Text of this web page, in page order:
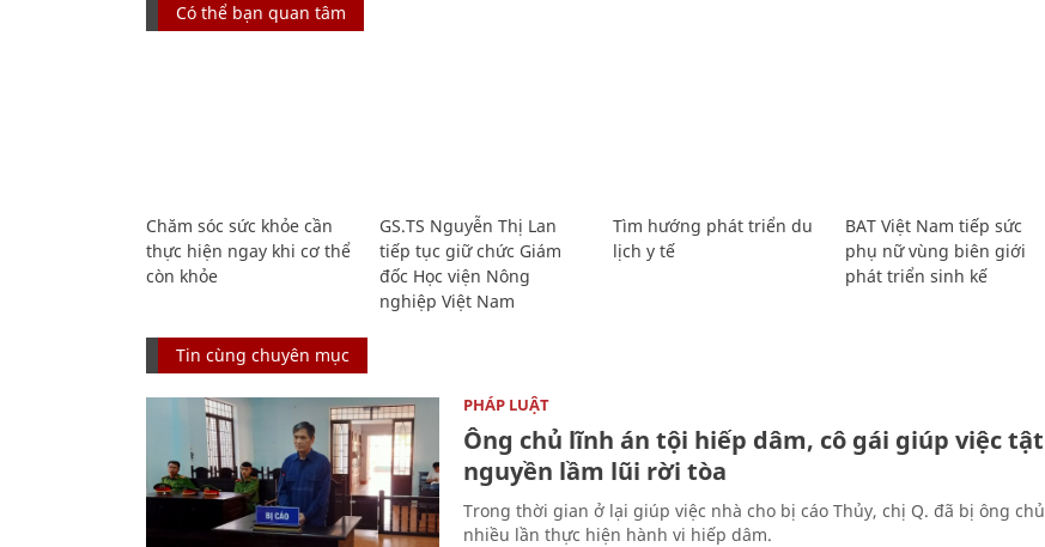
Có thể bạn quan tâm
Chăm sóc sức khỏe cần
thực hiện ngay khi cơ thể
còn khỏe
GS.TS Nguyễn Thị Lan
tiếp tục giữ chức Giám
đốc Học viện Nông
nghiệp Việt Nam
Tìm hướng phát triển du
lịch y tế
BAT Việt Nam tiếp sức
phụ nữ vùng biên giới
phát triển sinh kế
Tin cùng chuyên mục
PHÁP LUẬT
Ông chủ lĩnh án tội hiếp dâm, cô gái giúp việc tật
nguyền lầm lũi rời tòa
Trong thời gian ở lại giúp việc nhà cho bị cáo Thủy, chị Q. đã bị ông chủ
nhiều lần thực hiện hành vi hiếp dâm.